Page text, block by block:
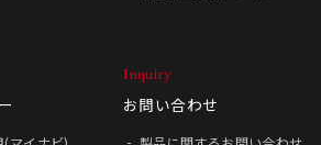
Inquiry
お問い合わせ